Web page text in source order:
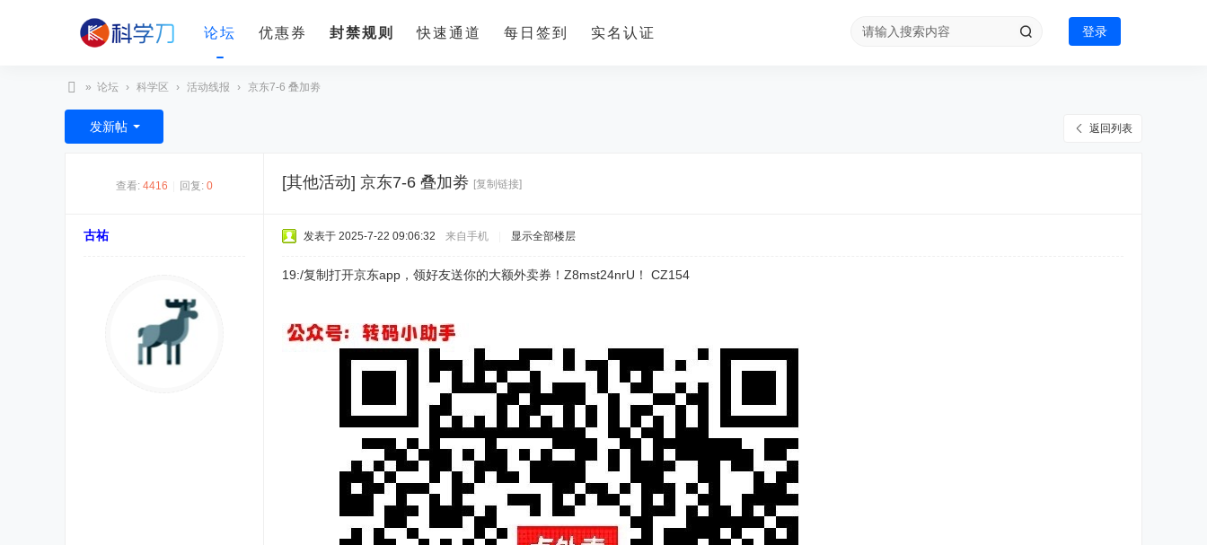
论坛 优惠券 封禁规则 快速通道 每日签到 实名认证 登录
科
学
» 论坛 › 科学区 › 活动线报 › 京东7-6 叠加劵
返回列表
发新帖
查看: 4416 回复: 0 [其他活动] 京东7-6 叠加劵 [复制链接]
古祐 发表于 2025-7-22 09:06:32 来自手机 显示全部楼层
19:/复制打开京东app，领好友送你的大额外卖券！Z8mst24nrU！ CZ154